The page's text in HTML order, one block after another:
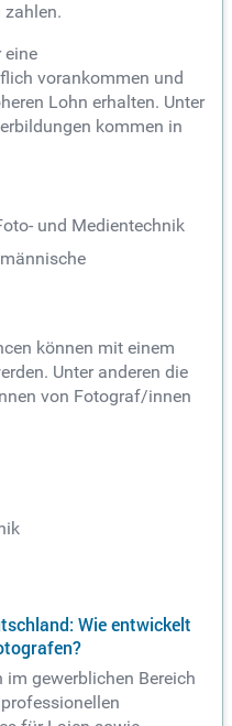
zahlen.
eine
vorankommen und
Lohn erhalten. Unter
kommen in
und Medientechnik
können mit einem
Unter anderen die
von Fotograf/innen
Wie entwickelt
gewerblichen Bereich